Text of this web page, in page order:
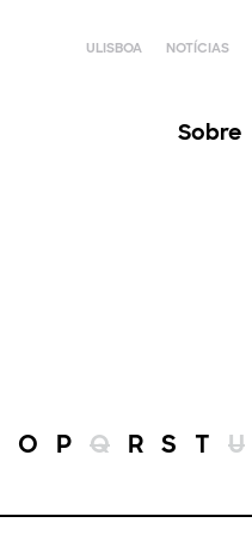
ULISBOA NOTÍCIAS
Sobre
O P Q R S T U